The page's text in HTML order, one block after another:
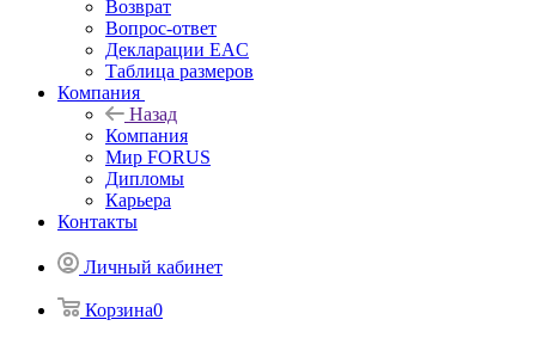
Возврат
Вопрос-ответ
Декларации EAC
Таблица размеров
Компания
Назад
Компания
Мир FORUS
Дипломы
Карьера
Контакты
Личный кабинет
Корзина0